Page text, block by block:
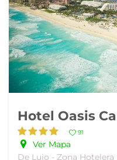
Hotel Oasis
91
Ver Mapa
De Lujo - Zona Hotelera